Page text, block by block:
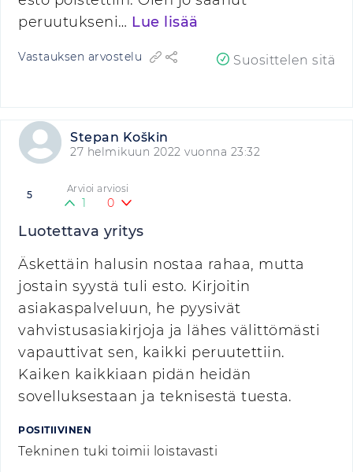
peruutukseni… Lue lisää
Vastauksen arvostelu Suosittelen sitä
Stepan Koškin
27 helmikuun 2022 vuonna 23:32
5 Arvioi arviosi
1 0
Luotettava yritys
Äskettäin halusin nostaa rahaa, mutta
jostain syystä tuli esto. Kirjoitin
asiakaspalveluun, he pyysivät
vahvistusasiakirjoja ja lähes välittömästi
vapauttivat sen, kaikki peruutettiin.
Kaiken kaikkiaan pidän heidän
sovelluksestaan ja teknisestä tuesta.
POSITIIVINEN
Tekninen tuki toimii loistavasti